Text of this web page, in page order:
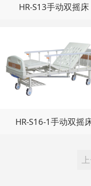
HR-S13手动双摇床
HR-S16-1手动双摇